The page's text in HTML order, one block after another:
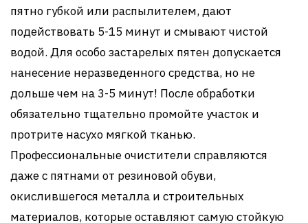
пятно губкой или распылителем, дают
подействовать 5-15 минут и смывают чистой
водой. Для особо застарелых пятен допускается
нанесение неразведенного средства, но не
дольше чем на 3-5 минут! После обработки
обязательно тщательно промойте участок и
протрите насухо мягкой тканью.
Профессиональные очистители справляются
даже с пятнами от резиновой обуви,
окислившегося металла и строительных
материалов, которые оставляют самую стойкую